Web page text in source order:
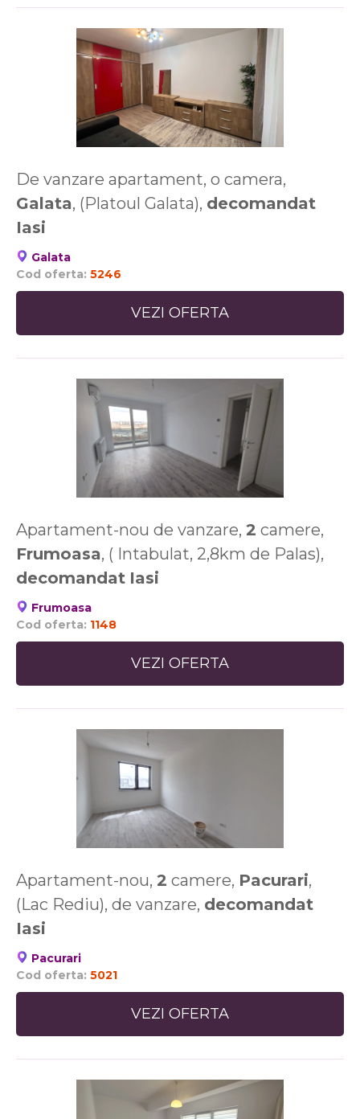
De vanzare apartament, o camera,
Galata, (Platoul Galata), decomandat
Iasi
Galata
Cod oferta: 5246
VEZI OFERTA
Apartament-nou de vanzare, 2 camere,
Frumoasa, ( Intabulat, 2,8km de Palas),
decomandat Iasi
Frumoasa
Cod oferta: 1148
VEZI OFERTA
Apartament-nou, 2 camere, Pacurari,
(Lac Rediu), de vanzare, decomandat
Iasi
Pacurari
Cod oferta: 5021
VEZI OFERTA